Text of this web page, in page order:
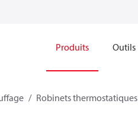
Produits Outils
Robinets thermostatiques